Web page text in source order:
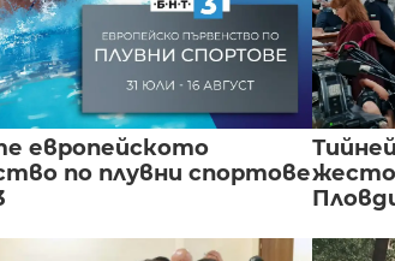
европейското
по плувни спортове